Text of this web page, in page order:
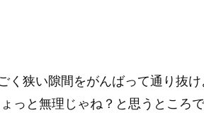
く狭い隙間をがんばって通り抜け
っと無理じゃね？と思うところ